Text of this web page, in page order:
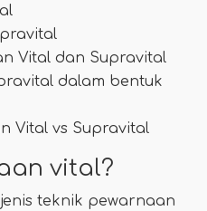
Vital dan Supravital
dalam bentuk
Vital vs Supravital
vital?
teknik pewarnaan